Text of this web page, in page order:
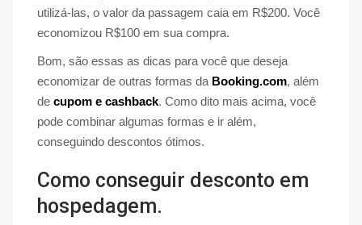
utilizá-las, o valor da passagem caia em R$200. Você
economizou R$100 em sua compra.
Bom, são essas as dicas para você que deseja
economizar de outras formas da Booking.com, além
de cupom e cashback. Como dito mais acima, você
pode combinar algumas formas e ir além,
conseguindo descontos ótimos.
Como conseguir desconto em
hospedagem.